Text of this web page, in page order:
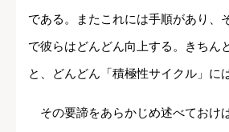
である。またこれには手順があり、
で彼らはどんどん向上する。きちん
と、どんどん「積極性サイクル」に
その要諦をあらかじめ述べておけ